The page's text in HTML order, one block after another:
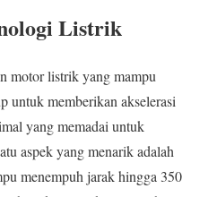
Listrik
motor listrik yang mampu
untuk memberikan akselerasi
yang memadai untuk
aspek yang menarik adalah
menempuh jarak hingga 350